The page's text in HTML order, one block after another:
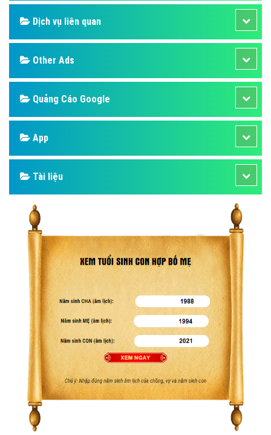
Dịch vụ liên quan
Other Ads
Quảng Cáo Google
App
Tài liệu